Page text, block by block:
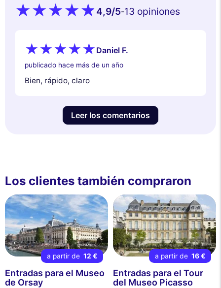
4,9/5-13 opiniones
Daniel F.
publicado hace más de un año
Bien, rápido, claro
Leer los comentarios
Los clientes también compraron
a partir de 12 €
Entradas para el Museo
de Orsay
a partir de 16 €
Entradas para el Tour
del Museo Picasso